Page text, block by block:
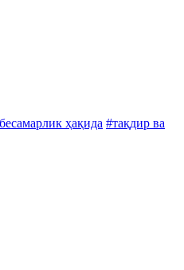
ҳақида #тақдир ва